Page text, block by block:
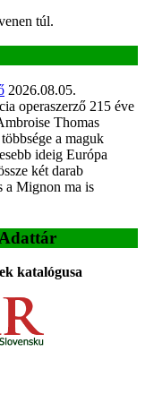
túl.
2026.08.05.
operaszerző 215 éve
Thomas
a maguk
ideig Európa
két darab
a Mignon ma is
katalógusa